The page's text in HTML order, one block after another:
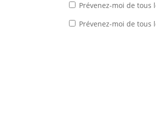
Prévenez-moi de tous
Prévenez-moi de tous